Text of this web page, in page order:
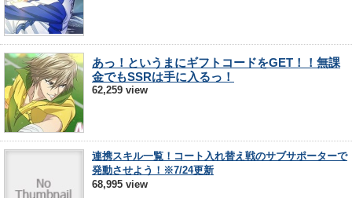
あっ！というまにギフトコードをGET！！無課
金でもSSRは手に入るっ！
62,259 view
連携スキル一覧！コート入れ替え戦のサブサポーターで
発動させよう！※7/24更新
68,995 view